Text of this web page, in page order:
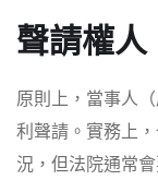
聲請權人
原則上，當事人
利聲請。實務上
況，但法院通常